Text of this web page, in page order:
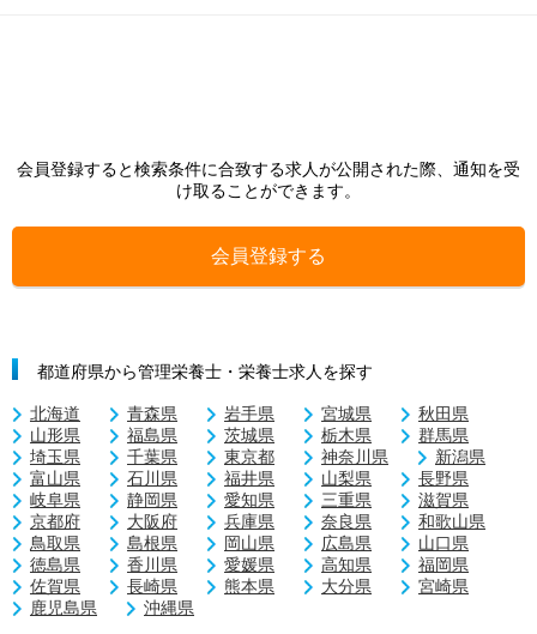
会員登録すると検索条件に合致する求人が公開された際、通知を受
け取ることができます。
会員登録する
都道府県から管理栄養士・栄養士求人を探す
北海道 青森県 岩手県 宮城県
秋田県
山形県
福島県 茨城県 栃木県
群馬県
埼玉県
千葉県 東京都 神奈川県
新潟県
富山県
石川県 福井県 山梨県
長野県
岐阜県
静岡県 愛知県 三重県
滋賀県
京都府
大阪府 兵庫県 奈良県
和歌山県
鳥取県
島根県 岡山県 広島県
山口県
徳島県
香川県 愛媛県 高知県
福岡県
佐賀県
長崎県 熊本県 大分県
宮崎県
鹿児島県
沖縄県